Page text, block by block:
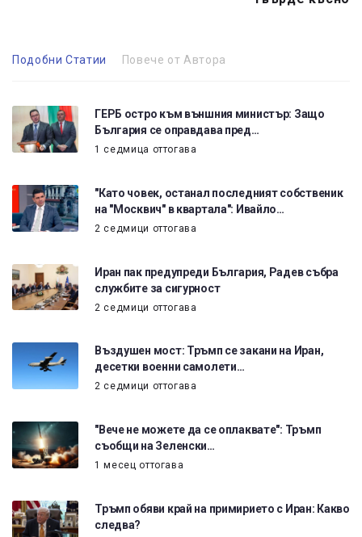
Подобни Статии Повече от Автора
ГЕРБ остро към външния министър: Защо
България се оправдава пред…
1 седмица оттогава
"Като човек, останал последният собственик
на "Москвич" в квартала": Ивайло…
2 седмици оттогава
Иран пак предупреди България, Радев събра
службите за сигурност
2 седмици оттогава
Въздушен мост: Тръмп се закани на Иран,
десетки военни самолети…
2 седмици оттогава
"Вече не можете да се оплаквате": Тръмп
съобщи на Зеленски…
1 месец оттогава
Тръмп обяви край на примирието с Иран: Какво
следва?